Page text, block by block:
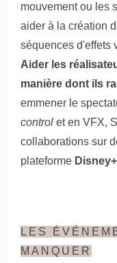
mouvement ou les
aider à la création
séquences d'effets
Aider les
manière dont ils
emmener le
control et en VFX,
collaborations sur
plateforme Disney+
LES
MANQUER